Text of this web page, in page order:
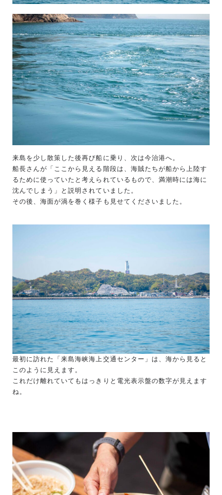
来島を少し散策した後再び船に乗り、次は今治港へ。
船長さんが「ここから見える階段は、海賊たちが船から上陸す
るために使っていたと考えられているもので、満潮時には海に
沈んでしまう」と説明されていました。
その後、海面が渦を巻く様子も見せてくださいました。
最初に訪れた「来島海峡海上交通センター」は、海から見ると
このように見えます。
これだけ離れていてもはっきりと電光表示盤の数字が見えます
ね。